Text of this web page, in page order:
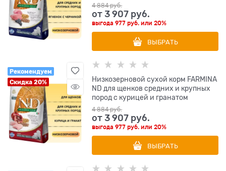
4 884 руб.
от3 907 руб.
выгода977 руб. или20%
ВЫБРАТЬ
Рекомендуем
Скидка 20%
Низкозерновой cухой корм FARMINA
ND для щенков средних и крупных
пород с курицей и гранатом
4 884 руб.
от3 907 руб.
выгода977 руб. или20%
ВЫБРАТЬ